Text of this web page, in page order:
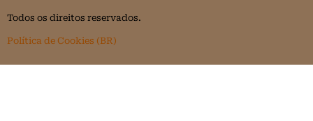
Todos os direitos reservados.
Política de Cookies (BR)